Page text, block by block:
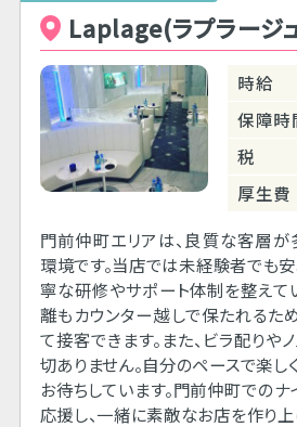
Laplage(ラプラージ
時給
保障時
税
厚生費
門前仲町エリアは、良質な客層が
環境です。当店では未経験者でも
寧な研修やサポート体制を整えて
離もカウンター越しで保たれるた
て接客できます。また、ビラ配り
切ありません。自分のペースで楽し
お待ちしています。門前仲町での
応援し、一緒に素敵なお店を作り上